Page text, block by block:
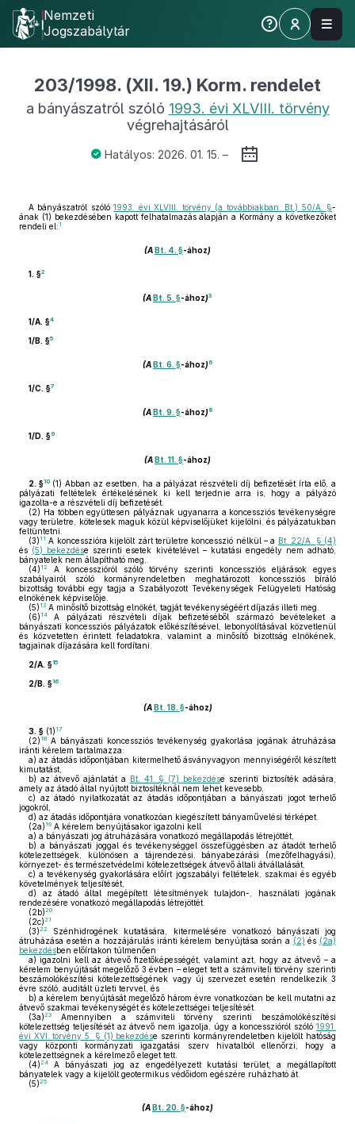
Nemzeti
Jogszabálytár
203/1998. (XII. 19.) Korm. rendelet
a bányászatról szóló 1993. évi XLVIII. törvény
végrehajtásáról
Hatályos: 2026. 01. 15. –
A bányászatról szóló1993. évi XLVIII. törvény (a továbbiakban: Bt.) 50/A. §-
ának (1) bekezdésében kapott felhatalmazás alapján a Kormány a következőket
rendeli el: 1
(ABt. 4. §-ához)
1. §2
(ABt. 5. §-ához)3
1/A. §4
1/B. §5
(ABt. 6. §-ához)6
1/C. §7
(ABt. 9. §-ához) 8
1/D. §9
(ABt. 11. §-ához)
2. §10 (1) Abban az esetben, ha a pályázat részvételi díj befizetését írta elő, a
pályázati feltételek értékelésének ki kell terjednie arra is, hogy a pályázó
igazolta-e a részvételi díj befizetését.
(2) Ha többen együttesen pályáznak ugyanarra a koncessziós tevékenységre
vagy területre, kötelesek maguk közül képviselőjüket kijelölni, és pályázatukban
feltüntetni.
(3) 11 A koncesszióra kijelölt zárt területre koncesszió nélkül – a Bt. 22/A. § (4)
és (5) bekezdése szerinti esetek kivételével – kutatási engedély nem adható,
bányatelek nem állapítható meg,.
(4) 12
A koncesszióról szóló törvény szerinti koncessziós eljárások egyes
szabályairól szóló kormányrendeletben meghatározott koncessziós bíráló
bizottság további egy tagja a Szabályozott Tevékenységek Felügyeleti Hatóság
elnökének képviselője.
(5) 13 A minősítő bizottság elnökét, tagját tevékenységéért díjazás illeti meg.
(6) 14
A pályázati részvételi díjak befizetéséből származó bevételeket a
bányászati koncessziós pályázatok előkészítésével, lebonyolításával közvetlenül
és közvetetten érintett feladatokra, valamint a minősítő bizottság elnökének,
tagjainak díjazására kell fordítani.
2/A. §15
2/B. §16
(ABt. 18. §-ához)
3. § (1) 17
(2) 18 A bányászati koncessziós tevékenység gyakorlása jogának átruházása
iránti kérelem tartalmazza:
a) az átadás időpontjában kitermelhető ásványvagyon mennyiségéről készített
kimutatást,
b) az átvevő ajánlatát a Bt. 41. § (7) bekezdése szerinti biztosíték adására,
amely az átadó által nyújtott biztosítéknál nem lehet kevesebb,
c) az átadó nyilatkozatát az átadás időpontjában a bányászati jogot terhelő
jogokról,
d) az átadás időpontjára vonatkozóan kiegészített bányaművelési térképet.
(2a) 19 A kérelem benyújtásakor igazolni kell
a) a bányászati jog átruházására vonatkozó megállapodás létrejöttét,
b) a bányászati joggal és tevékenységgel összefüggésben az átadót terhelő
kötelezettségek, különösen a tájrendezési, bányabezárási (mezőfelhagyási),
környezet- és természetvédelmi kötelezettségek átvevő általi átvállalását,
c) a tevékenység gyakorlására előírt jogszabályi feltételek, szakmai és egyéb
követelmények teljesítését,
d) az átadó által megépített létesítmények tulajdon-, használati jogának
rendezésére vonatkozó megállapodás létrejöttét.
(2b)20
(2c)21
(3)22
Szénhidrogének kutatására, kitermelésére vonatkozó bányászati jog
átruházása esetén a hozzájárulás iránti kérelem benyújtása során a (2) és (2a)
bekezdésben előírtakon túlmenően
a) igazolni kell az átvevő fizetőképességét, valamint azt, hogy az átvevő – a
kérelem benyújtását megelőző 3 évben – eleget tett a számviteli törvény szerinti
beszámolókészítési kötelezettségének vagy új szervezet esetén rendelkezik 3
évre szóló, auditált üzleti tervvel, és
b) a kérelem benyújtását megelőző három évre vonatkozóan be kell mutatni az
átvevő szakmai tevékenységét és kötelezettségei teljesítését.
(3a)23
Amennyiben a számviteli törvény szerinti beszámolókészítési
kötelezettség teljesítését az átvevő nem igazolja, úgy a koncesszióról szóló 1991.
évi XVI. törvény 5. § (1) bekezdése szerinti kormányrendeletben kijelölt hatóság
vagy központi kormányzati igazgatási szerv hivatalból ellenőrzi, hogy a
kötelezettségnek a kérelmező eleget tett.
(4)24
A bányászati jog az engedélyezett kutatási terület, a megállapított
bányatelek vagy a kijelölt geotermikus védőidom egészére ruházható át.
(5)25
(ABt. 20. §-ához)